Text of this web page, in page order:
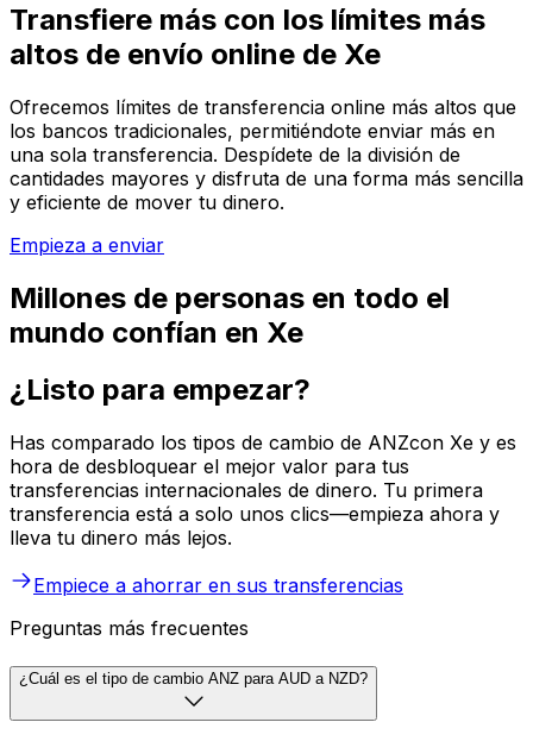
Transfiere más con los límites más
altos de envío online de Xe
Ofrecemos límites de transferencia online más altos que
los bancos tradicionales, permitiéndote enviar más en
una sola transferencia. Despídete de la división de
cantidades mayores y disfruta de una forma más sencilla
y eficiente de mover tu dinero.
Empieza a enviar
Millones de personas en todo el
mundo confían en Xe
¿Listo para empezar?
Has comparado los tipos de cambio de ANZcon Xe y es
hora de desbloquear el mejor valor para tus
transferencias internacionales de dinero. Tu primera
transferencia está a solo unos clics—empieza ahora y
lleva tu dinero más lejos.
Empiece a ahorrar en sus transferencias
Preguntas más frecuentes
¿Cuál es el tipo de cambio ANZ para AUD a NZD?